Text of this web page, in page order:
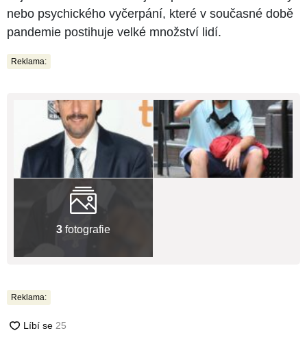
nebo psychického vyčerpání, které v současné době
pandemie postihuje velké množství lidí.
Reklama:
3 fotografie
Reklama: